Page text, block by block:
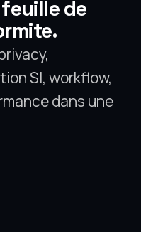
de
SI, workflow,
dans une